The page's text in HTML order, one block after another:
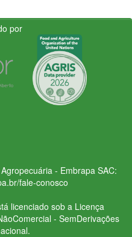
por
- Embrapa SAC:
fale-conosco
licenciado sob a Licença
- SemDerivações